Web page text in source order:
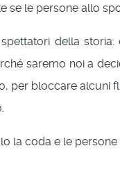
le persone allo
della
saremo noi a
per bloccare alcuni
la coda e le